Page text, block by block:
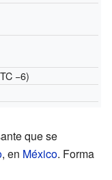
−6)
que se
, en México. Forma